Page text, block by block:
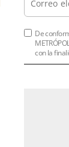
De
con la